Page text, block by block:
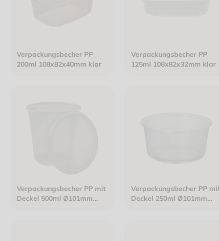
Verpackungsbecher PP
200ml 108x82x40mm klar
Verpackungsbecher PP
125ml 108x82x32mm klar
Verpackungsbecher PP mit
Deckel 500ml Ø101mm
Verpackungsbecher PP
Deckel 250ml Ø101mm